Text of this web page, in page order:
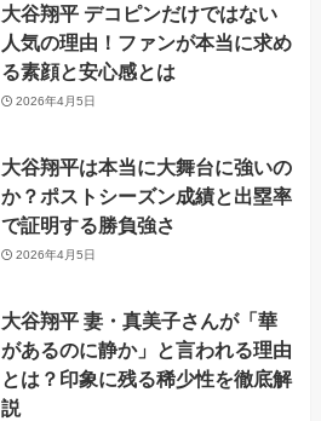
大谷翔平 デコピンだけではない
人気の理由！ファンが本当に求め
る素顔と安心感とは
2026年4月5日
大谷翔平は本当に大舞台に強いの
か？ポストシーズン成績と出塁率
で証明する勝負強さ
2026年4月5日
大谷翔平 妻・真美子さんが「華
があるのに静か」と言われる理由
とは？印象に残る稀少性を徹底解
説